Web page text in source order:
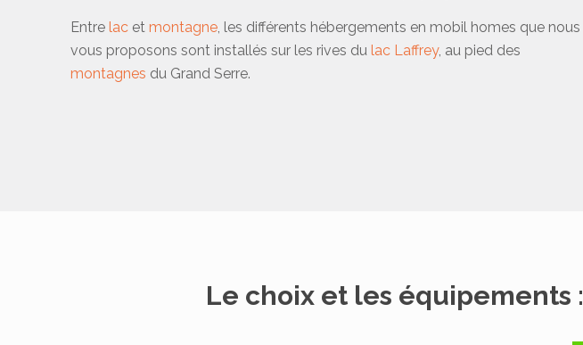
Entre lac et montagne, les différents hébergements en mobil homes que nous
vous proposons sont installés sur les rives du lac Laffrey, au pied des
montagnes du Grand Serre.
Le choix et les équipements :